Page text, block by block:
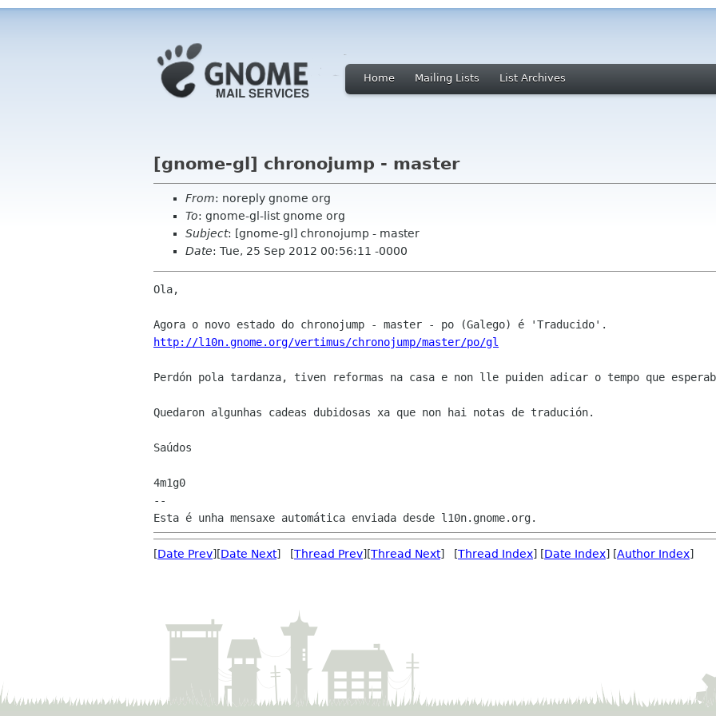
Home Mailing Lists List Archives
[gnome-gl] chronojump - master
From: noreply gnome org
To: gnome-gl-list gnome org
Subject: [gnome-gl] chronojump - master
Date: Tue, 25 Sep 2012 00:56:11 -0000
Ola,
http://l10n.gnome.org/vertimus/chronojump/master/po/gl
Perdón pola tardanza, tiven reformas na casa e non lle puiden adicar o tempo que
Quedaron algunhas cadeas dubidosas xa que non hai notas de tradución.
Saúdos
4m1g0
--
[Date Prev][Date Next] [Thread Prev][Thread Next] [Thread Index] [Date Index] [Author Index]